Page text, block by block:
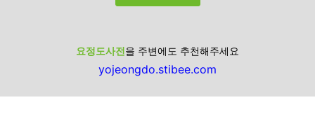
요정도사전을 주변에도 추천해주세요
yojeongdo.stibee.com